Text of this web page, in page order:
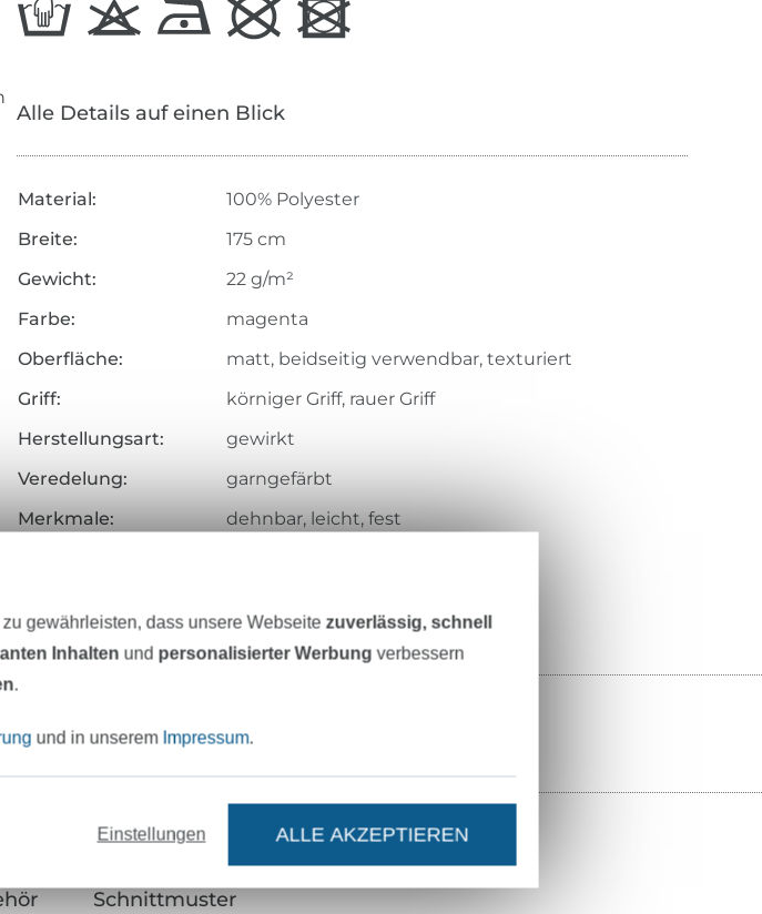
Alle Details auf einen Blick
Material:
100% Polyester
Breite:
175 cm
Gewicht:
22 g/m²
Farbe:
magenta
Oberfläche:
matt, beidseitig verwendbar, texturiert
Griff:
körniger Griff, rauer Griff
Herstellungsart:
gewirkt
Veredelung:
garngefärbt
Merkmale:
dehnbar, leicht, fest
passt dazu
Schnittmuster
gewährleisten, dass unsere Webseitezuverlässig, schnell
Inhalten und personalisierter Werbung verbessern
.
und in unserem Impressum.
Einstellungen ALLE AKZEPTIEREN